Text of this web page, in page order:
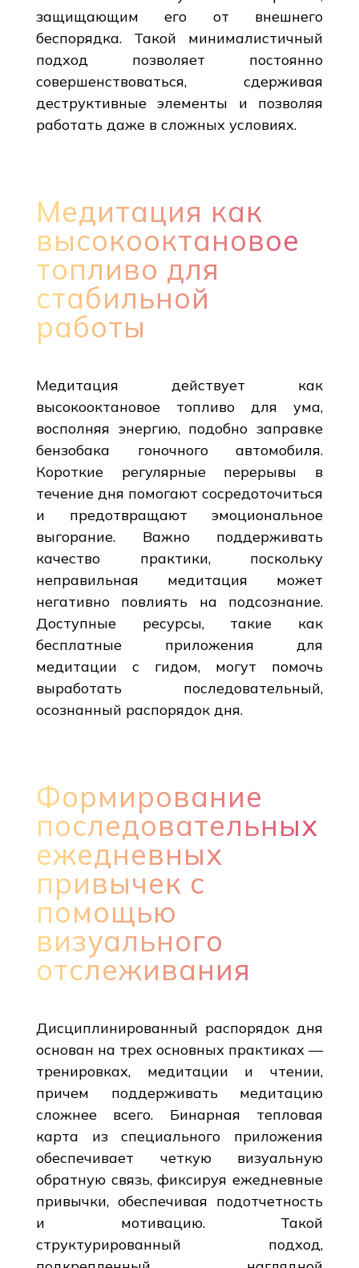
защищающим его от внешнего
беспорядка. Такой минималистичный
подход позволяет постоянно
совершенствоваться, сдерживая
деструктивные элементы и позволяя
работать даже в сложных условиях.
Медитация как
высокооктановое
топливо для
стабильной
работы
Медитация действует как
высокооктановое топливо для ума,
восполняя энергию, подобно заправке
бензобака гоночного автомобиля.
Короткие регулярные перерывы в
течение дня помогают сосредоточиться
и предотвращают эмоциональное
выгорание. Важно поддерживать
качество практики, поскольку
неправильная медитация может
негативно повлиять на подсознание.
Доступные ресурсы, такие как
бесплатные приложения для
медитации с гидом, могут помочь
выработать последовательный,
осознанный распорядок дня.
Формирование
последовательных
ежедневных
привычек с
помощью
визуального
отслеживания
Дисциплинированный распорядок дня
основан на трех основных практиках —
тренировках, медитации и чтении,
причем поддерживать медитацию
сложнее всего. Бинарная тепловая
карта из специального приложения
обеспечивает четкую визуальную
обратную связь, фиксируя ежедневные
привычки, обеспечивая подотчетность
и мотивацию. Такой
структурированный подход,